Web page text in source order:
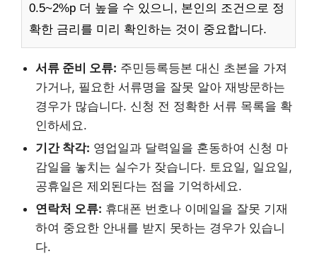
0.5~2%p 더 높을 수 있으니, 본인의 조건으로 정
확한 금리를 미리 확인하는 것이 중요합니다.
서류 준비 오류: 주민등록등본 대신 초본을 가져
가거나, 필요한 서류명을 잘못 알아 재방문하는
경우가 많습니다. 신청 전 정확한 서류 목록을 확
인하세요.
기간 착각: 영업일과 달력일을 혼동하여 신청 마
감일을 놓치는 실수가 잦습니다. 토요일, 일요일,
공휴일은 제외된다는 점을 기억하세요.
연락처 오류: 휴대폰 번호나 이메일을 잘못 기재
하여 중요한 안내를 받지 못하는 경우가 있습니
다.